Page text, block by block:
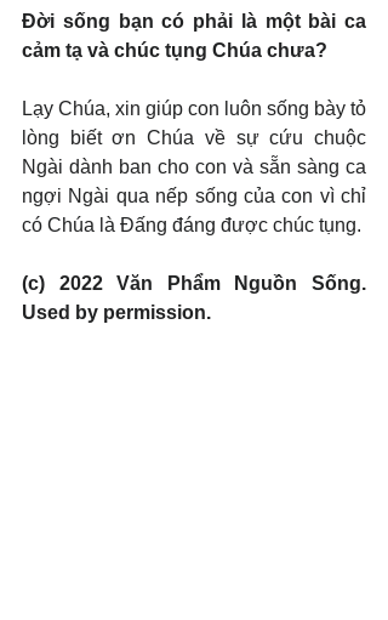
Đời sống bạn có phải là một bài ca
cảm tạ và chúc tụng Chúa chưa?
Lạy Chúa, xin giúp con luôn sống bày tỏ
lòng biết ơn Chúa về sự cứu chuộc
Ngài dành ban cho con và sẵn sàng ca
ngợi Ngài qua nếp sống của con vì chỉ
có Chúa là Đấng đáng được chúc tụng.
(c) 2022 Văn Phẩm Nguồn Sống.
Used by permission.